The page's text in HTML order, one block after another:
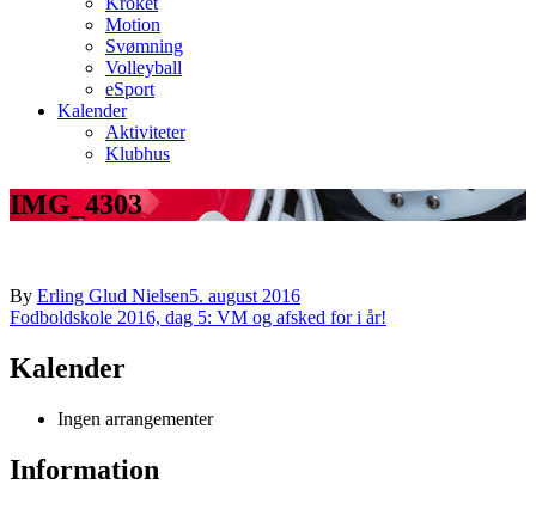
Motion
Svømning
Volleyball
eSport
Kalender
Aktiviteter
Klubhus
IMG_4303
By Erling Glud Nielsen5. august 2016
Indlægsnavigation
Fodboldskole 2016, dag 5: VM og afsked for i år!
Kalender
Ingen arrangementer
Information